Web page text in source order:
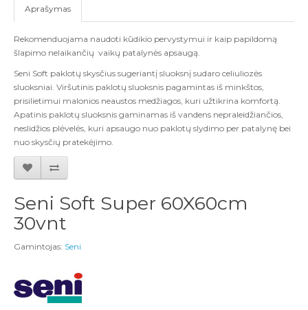
Aprašymas
Rekomenduojama naudoti kūdikio pervystymui ir kaip papildomą
šlapimo nelaikančių vaikų patalynės apsaugą.
Seni Soft paklotų skysčius sugeriantį sluoksnį sudaro celiuliozės
sluoksniai. Viršutinis paklotų sluoksnis pagamintas iš minkštos,
prisilietimui malonios neaustos medžiagos, kuri užtikrina komfortą.
Apatinis paklotų sluoksnis gaminamas iš vandens nepraleidžiančios,
neslidžios plėvelės, kuri apsaugo nuo paklotų slydimo per patalynę bei
nuo skysčių pratekėjimo.
Seni Soft Super 60X60cm
30vnt
Gamintojas: Seni